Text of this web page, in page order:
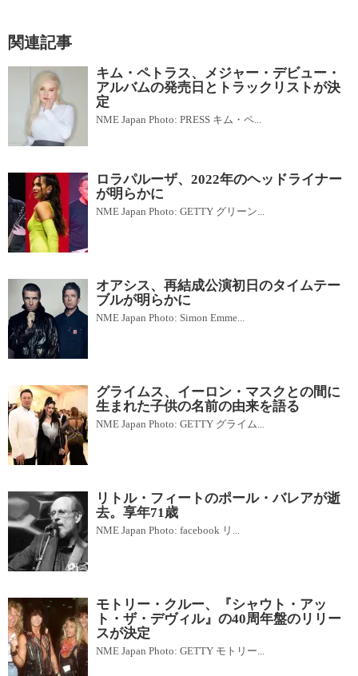
関連記事
キム・ペトラス、メジャー・デビュー・
アルバムの発売日とトラックリストが決
定
NME Japan Photo: PRESS キム・ペ...
ロラパルーザ、2022年のヘッドライナー
が明らかに
NME Japan Photo: GETTY グリーン...
オアシス、再結成公演初日のタイムテー
ブルが明らかに
NME Japan Photo: Simon Emme...
グライムス、イーロン・マスクとの間に
生まれた子供の名前の由来を語る
NME Japan Photo: GETTY グライム...
リトル・フィートのポール・バレアが逝
去。享年71歳
NME Japan Photo: facebook リ...
モトリー・クルー、『シャウト・アッ
ト・ザ・デヴィル』の40周年盤のリリー
スが決定
NME Japan Photo: GETTY モトリー...